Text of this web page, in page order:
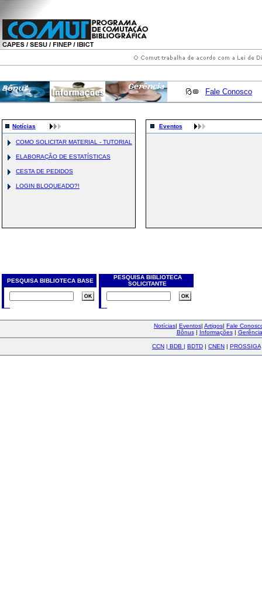
Fale Conosco
Notícias
COMO SOLICITAR MATERIAL - TUTORIAL
ELABORAÇÃO DE ESTATÍSTICAS
CESTA DE PEDIDOS
LOGIN BLOQUEADO?!
Eventos
PESQUISA BIBLIOTECA BASE
PESQUISA BIBLIOTECA
SOLICITANTE
Notícias| Eventos| Artigos| Fale
Bônus| Informações| Gerência
CCN | BDB | BDTD | CNEN | PROSSIGA